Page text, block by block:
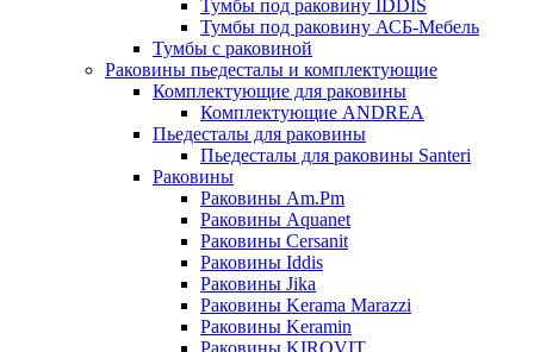
Тумбы под раковину IDDIS
Тумбы под раковину АСБ-Мебель
Тумбы с раковиной
Раковины пьедесталы и комплектующие
Комплектующие для раковины
Комплектующие ANDREA
Пьедесталы для раковины
Пьедесталы для раковины Santeri
Раковины
Раковины Am.Pm
Раковины Aquanet
Раковины Cersanit
Раковины Iddis
Раковины Jika
Раковины Kerama Marazzi
Раковины Keramin